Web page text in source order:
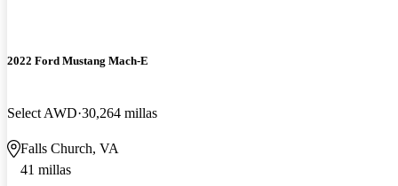
2022 Ford Mustang Mach-E
Select AWD 30,264 millas
Falls Church, VA
41 millas